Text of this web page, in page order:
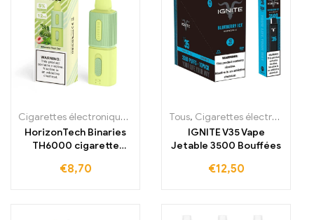
Cigarettes électroniques jetables ,Cigarettes électroniques
HorizonTech Binaries
TH6000 cigarette
6000 bouffées
€8,70
Tous, Cigarettes électroniques jetables
IGNITE V35 Vape
Jetable 3500 Bouffées
€12,50